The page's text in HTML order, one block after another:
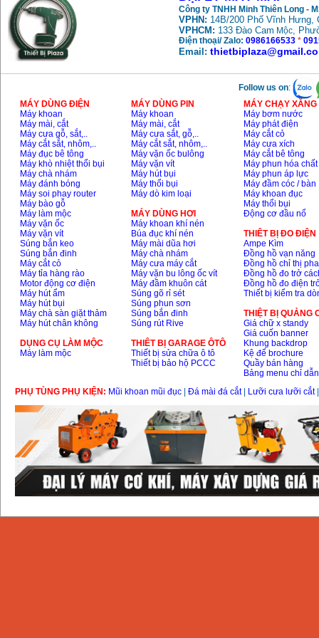
May mai FEG-911A
(100mm)
Price:760000
Price :6000000
May mai 2 da Hong
ky MB1/2HP (0.5HP)
Price:2250000VND
Công ty TNHH Minh Thiên Long -
VPHN: 14B/200 Phố Vĩnh Hưng,
VPHCM: 133 Đào Cam Mộc,
Điện thoại/ Zalo: 0986166533 *
Email:
Follow us on:
MÁY DÙNG ĐIỆN
Máy khoan
Máy mài, cắt
Máy cưa gỗ, sắt,..
Máy cắt sắt, nhôm,..
Máy đục bê tông
Máy khò nhiệt thổi bụi
Máy chà nhám
Máy đánh bóng
Máy soi phay router
Máy bào gỗ
Máy làm mộc
Máy vặn ốc
Máy vặn vít
Súng bắn keo
Súng bắn đinh
Máy cắt cỏ
Máy tỉa hàng rào
Motor động cơ điện
Máy hút ẩm
Máy hút bụi
Máy chà sàn giặt thảm
Máy hút chân không
DỤNG CỤ LÀM MỘC
Máy làm mộc
MÁY DÙNG PIN
Máy khoan
Máy mài, cắt
Máy cưa sắt, gỗ,..
Máy cắt sắt, nhôm,..
Máy vặn ốc bulông
Máy vặn vít
Máy hút bụi
Máy thổi bụi
Máy dò kim loại
MÁY DÙNG HƠI
Máy khoan khí nén
Búa đục khí nén
Máy mài dũa hơi
Máy chà nhám
Máy cưa máy cắt
Máy vặn bu lông ốc vít
Máy đầm khuôn cát
Súng gõ rỉ sét
Súng phun sơn
Súng bắn đinh
Súng rút Rive
THIÊT BỊ GARAGE ÔTÔ
Thiết bị sửa chữa ô tô
Thiết bị bảo hộ PCCC
MÁY CHẠY
Máy bơm nước
Máy phát điện
Máy cắt cỏ
Máy cưa xích
Máy cắt bê tông
Máy phun hóa chất
Máy phun áp lực
Máy đầm cóc / bàn
Máy khoan đục
Máy thổi bụi
Động cơ đầu nổ
THIÊT BỊ ĐO ĐIỆN
Ampe Kìm
Đồng hồ vạn năng
Đồng hồ chỉ thị pha
Đồng hồ đo trở
Đồng hồ đo điện
Thiết bị kiểm tra
THIỆT BỊ QUẢNG
Giá chữ x standy
Giá cuốn banner
Khung backdrop
Kệ để brochure
Quầy bán hàng
Bảng menu chỉ dẫn
PHỤ TÙNG PHỤ KIỆN: Mũi khoan mũi đục Đá mài đá cắt| Lưỡi cưa lưỡi cắt